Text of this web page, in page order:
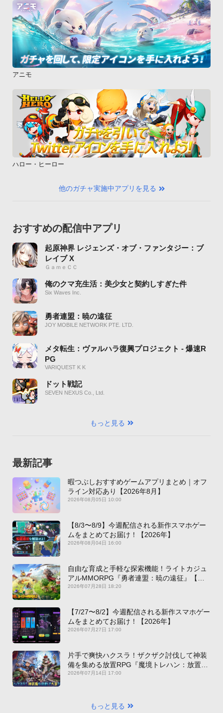
アニモ
ハロー・ヒーロー
他のガチャ実施中アプリを見る
おすすめの配信中アプリ
起原神界 レジェンズ・オブ・ファンタジー：ブ
レイブ X
ＧａｍｅＣＣ
俺のクマ充生活：美少女と契約しすぎた件
Six Waves Inc.
勇者連盟：暁の遠征
JOY MOBILE NETWORK PTE. LTD.
メタ転生：ヴァルハラ復興プロジェクト - 爆速R
PG
VARIQUEST K K
ドット戦記
SEVEN NEXUS Co., Ltd.
もっと見る
最新記事
暇つぶしおすすめゲームアプリまとめ｜オフ
ライン対応あり【2026年8月】
2026年08月05日 10:00
【8/3〜8/9】今週配信される新作スマホゲー
ムをまとめてお届け！【2026年】
2026年08月04日 16:00
自由な育成と手軽な探索機能！ライトカジュ
アルMMORPG『勇者連盟：暁の遠征』【最
新作PICKUP】
2026年07月28日 18:20
【7/27〜8/2】今週配信される新作スマホゲー
ムをまとめてお届け！【2026年】
2026年07月27日 17:00
片手で爽快ハクスラ！ザクザク討伐して神装
備を集める放置RPG『魔境トレハン：放置で
神装備』【最新作PICKUP】
2026年07月14日 17:00
もっと見る